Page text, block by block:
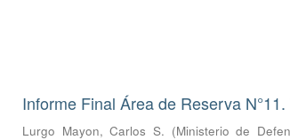
Informe Final Área de Reserva
Lurgo Mayon, Carlos S. (Ministerio de